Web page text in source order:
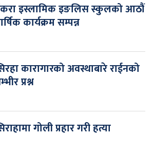
इस्लामिक इङलिस स्कुलको आठौं
कार्यक्रम सम्पन्न
कारागारको अवस्थाबारे राईनको
प्रश्न
गोली प्रहार गरी हत्या